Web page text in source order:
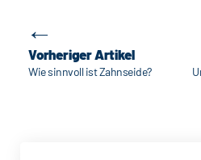
Beitragsnavigation
←
Vorheriger Artikel
Wie sinnvoll ist Zahnseide?